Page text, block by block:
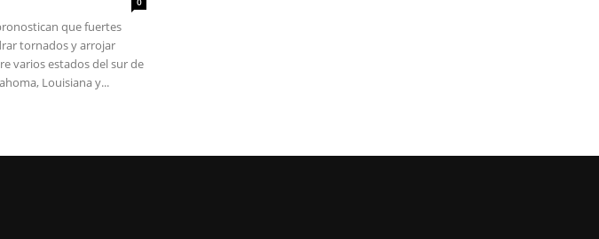
que fuertes
tornados y arrojar
varios estados del sur de
Louisiana y...